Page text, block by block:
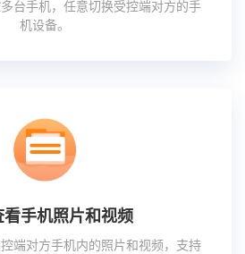
台手机，任意切换受控端对方的手
机设备。
看手机照片和视频
端对方手机内的照片和视频，支持